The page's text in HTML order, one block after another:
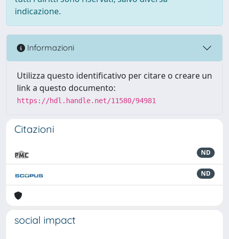
indicazione.
Informazioni
Utilizza questo identificativo per citare o creare un
link a questo documento:
https://hdl.handle.net/11580/94981
Citazioni
ND
ND
social impact